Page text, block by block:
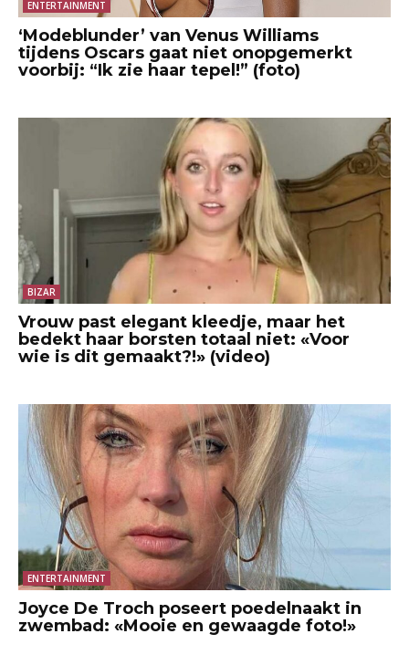
ENTERTAINMENT
‘Modeblunder’ van Venus Williams
tijdens Oscars gaat niet onopgemerkt
voorbij: “Ik zie haar tepel!” (foto)
BIZAR
Vrouw past elegant kleedje, maar het
bedekt haar borsten totaal niet: «Voor
wie is dit gemaakt?!» (video)
ENTERTAINMENT
Joyce De Troch poseert poedelnaakt in
zwembad: «Mooie en gewaagde foto!»